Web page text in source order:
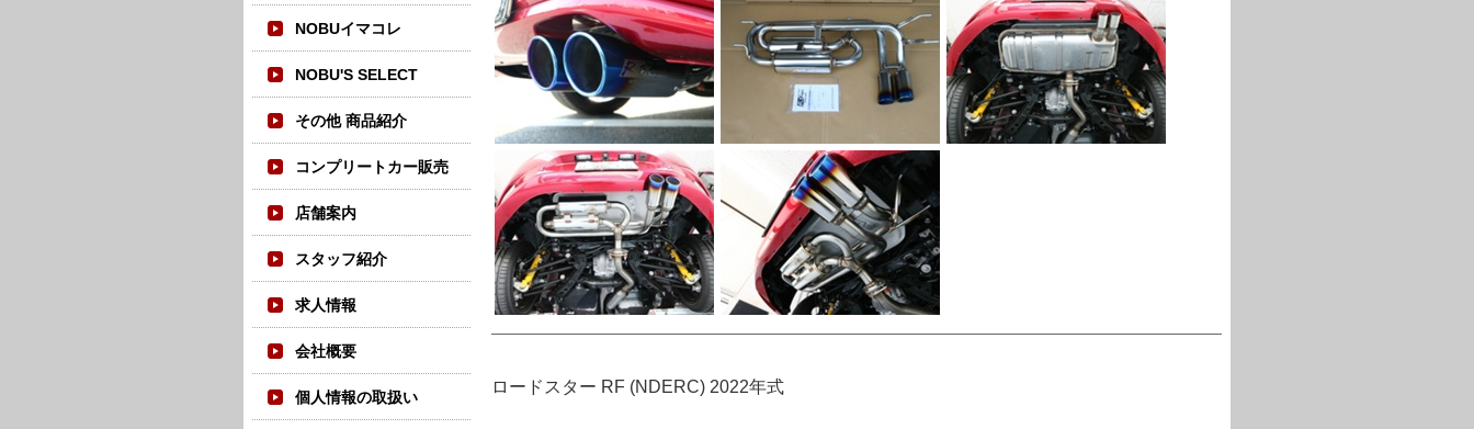
NOBUイマコレ
NOBU'S SELECT
その他 商品紹介
コンプリートカー販売
店舗案内
スタッフ紹介
求人情報
会社概要
個人情報の取扱い
ロードスター RF (NDERC) 2022年式